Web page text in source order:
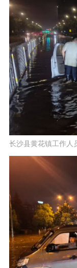
长沙县黄花镇工作人